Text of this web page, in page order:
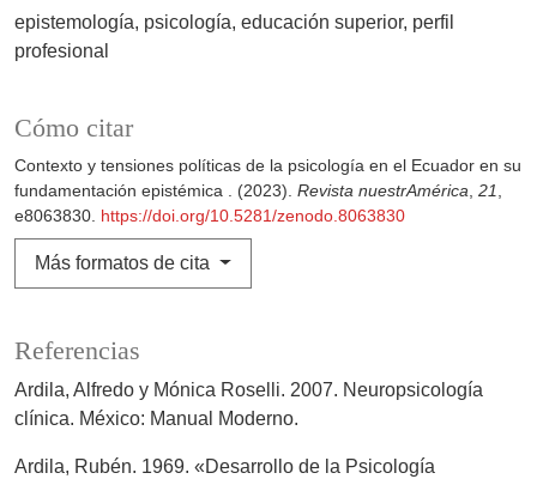
epistemología psicología educación superior perfil
profesional
Cómo citar
Contexto y tensiones políticas de la psicología en el Ecuador en su
fundamentación epistémica . (2023). Revista nuestrAmérica, 21,
e8063830. https://doi.org/10.5281/zenodo.8063830
Más formatos de cita
Referencias
Ardila, Alfredo y Mónica Roselli. 2007. Neuropsicología
clínica. México: Manual Moderno.
Ardila, Rubén. 1969. «Desarrollo de la Psicología